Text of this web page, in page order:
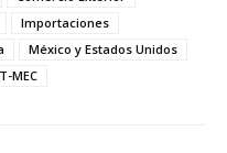
Importaciones
México y Estados Unidos
T-MEC